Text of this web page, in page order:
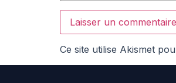
Ce site utilise Akismet